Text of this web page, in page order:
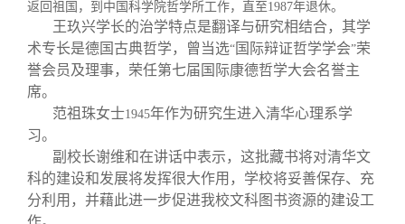
西南联大校友会
义工计划
新媒体平台
青春风采
校友文苑
校友视界
信息化服务
三创大赛
总会简介
会长致辞
理事会名单
关闭
返回祖国，到中国科学院哲学所工作，直至1987年退休。
王玖兴学长的治学特点是翻译与研究相结合，其学
术专长是德国古典哲学，曾当选“ 国际辩证哲学学会”荣
誉会员及理事，荣任第七届国际康德哲学大会名誉主
席。
范祖珠女士1945年作为研究生进入清华心理系学
习。
副校长谢维和在讲话中表示，这批藏书将对清华文
科的建设和发展将发挥很大作用，学校将妥善保存、充
分利用，并藉此进一步促进我校文科图书资源的建设工